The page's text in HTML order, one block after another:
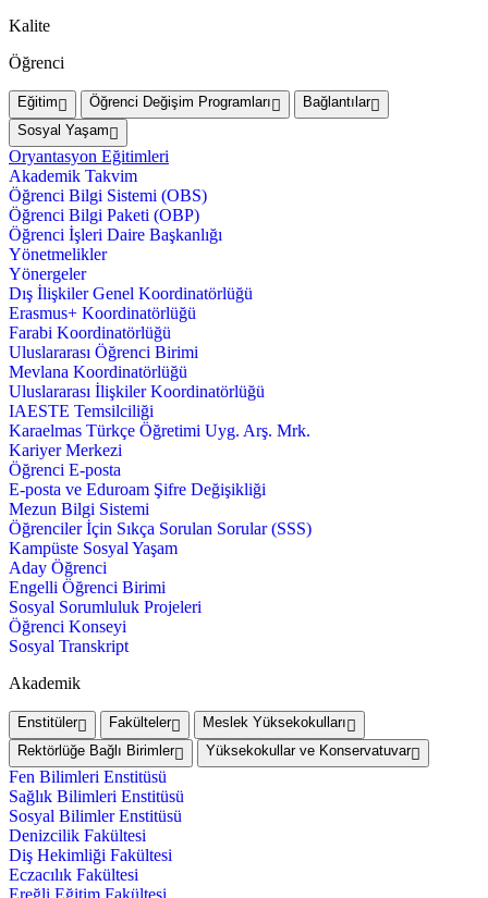
Kalite
Öğrenci
Eğitim Öğrenci Değişim Programları
Bağlantılar
Sosyal Yaşam
Oryantasyon Eğitimleri
Akademik Takvim
Öğrenci Bilgi Sistemi (OBS)
Öğrenci Bilgi Paketi (OBP)
Öğrenci İşleri Daire Başkanlığı
Yönetmelikler
Yönergeler
Dış İlişkiler Genel Koordinatörlüğü
Erasmus+ Koordinatörlüğü
Farabi Koordinatörlüğü
Uluslararası Öğrenci Birimi
Mevlana Koordinatörlüğü
Uluslararası İlişkiler Koordinatörlüğü
IAESTE Temsilciliği
Karaelmas Türkçe Öğretimi Uyg. Arş. Mrk.
Kariyer Merkezi
Öğrenci E-posta
E-posta ve Eduroam Şifre Değişikliği
Mezun Bilgi Sistemi
Öğrenciler İçin Sıkça Sorulan Sorular (SSS)
Kampüste Sosyal Yaşam
Aday Öğrenci
Engelli Öğrenci Birimi
Sosyal Sorumluluk Projeleri
Öğrenci Konseyi
Sosyal Transkript
Akademik
Enstitüler Fakülteler
Meslek Yüksekokulları
Rektörlüğe Bağlı Birimler
Yüksekokullar ve Konservatuvar
Fen Bilimleri Enstitüsü
Sağlık Bilimleri Enstitüsü
Sosyal Bilimler Enstitüsü
Denizcilik Fakültesi
Diş Hekimliği Fakültesi
Eczacılık Fakültesi